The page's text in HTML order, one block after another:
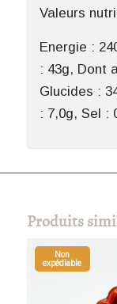
Valeurs
Energie :
: 43g, Dont
Glucides :
: 7,0g, Sel :
Produits
Non
expédiable